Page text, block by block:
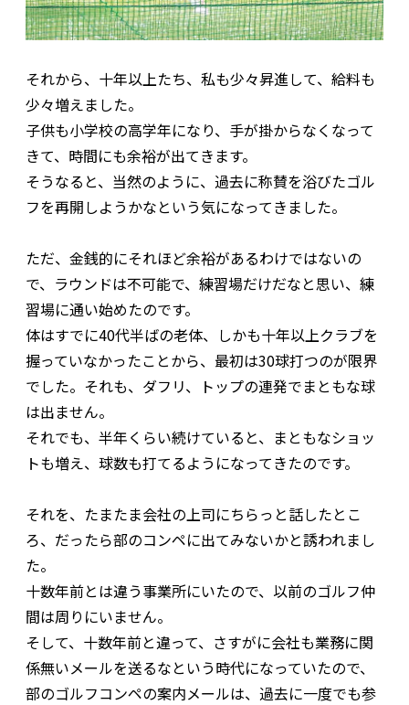
それから、十年以上たち、私も少々昇進して、給料も
少々増えました。
子供も小学校の高学年になり、手が掛からなくなって
きて、時間にも余裕が出てきます。
そうなると、当然のように、過去に称賛を浴びたゴル
フを再開しようかなという気になってきました。
ただ、金銭的にそれほど余裕があるわけではないの
で、ラウンドは不可能で、練習場だけだなと思い、練
習場に通い始めたのです。
体はすでに40代半ばの老体、しかも十年以上クラブを
握っていなかったことから、最初は30球打つのが限界
でした。それも、ダフリ、トップの連発でまともな球
は出ません。
それでも、半年くらい続けていると、まともなショッ
トも増え、球数も打てるようになってきたのです。
それを、たまたま会社の上司にちらっと話したとこ
ろ、だったら部のコンペに出てみないかと誘われまし
た。
十数年前とは違う事業所にいたので、以前のゴルフ仲
間は周りにいません。
そして、十数年前と違って、さすがに会社も業務に関
係無いメールを送るなという時代になっていたので、
部のゴルフコンペの案内メールは、過去に一度でも参